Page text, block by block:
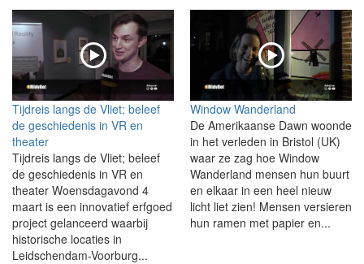
Tijdreis langs de Vliet; beleef
de geschiedenis in VR en
theater
Tijdreis langs de Vliet; beleef
de geschiedenis in VR en
theater Woensdagavond 4
maart is een innovatief erfgoed
project gelanceerd waarbij
historische locaties in
Leidschendam-Voorburg...
Window Wanderland
De Amerikaanse Dawn woonde
in het verleden in Bristol (UK)
waar ze zag hoe Window
Wanderland mensen hun buurt
en elkaar in een heel nieuw
licht liet zien! Mensen versieren
hun ramen met papier en...